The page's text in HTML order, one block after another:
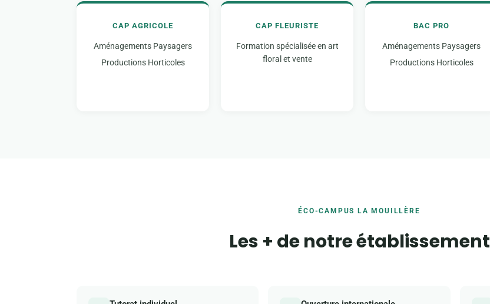
CAP AGRICOLE
Aménagements Paysagers
Productions Horticoles
CAP FLEURISTE
Formation spécialisée en art
floral et vente
BAC PRO
Aménagements Paysagers
Productions Horticoles
ÉCO-CAMPUS LA MOUILLÈRE
Les + de notre établissement